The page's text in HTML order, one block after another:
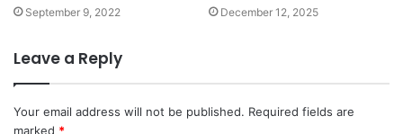
September 9, 2022 December 12, 2025
Leave a Reply
Your email address will not be published. Required fields are
marked *